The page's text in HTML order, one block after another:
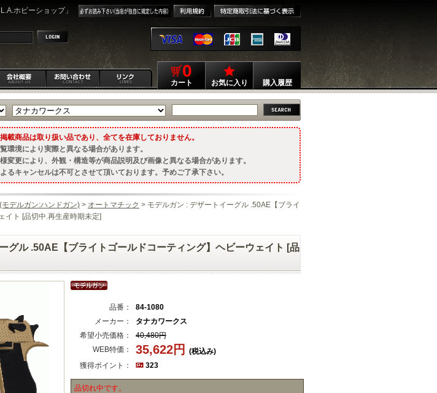
ホビーショップ」
0
カート お気に入り 購入履歴
載商品は取り扱い品であり、全てを在庫しておりません。
環境により実際と異なる場合があります。
変更により、外観・構造等が商品説明及び画像と異なる場合があります。
るキャンセルは不可とさせて頂いております。予めご了承下さい。
モデルガン:ハンドガン) > オートマチック > モデルガン : デザートイーグル .50AE【ブライ
イト [品切中.再生産時期未定]
グル .50AE【ブライトゴールドコーティング】ヘビーウェイト [品
品番：
84-1080
メーカー：
タナカワークス
希望小売価格：
40,480円
WEB特価：
35,622円
(税込み)
獲得ポイント：
323
品切れ中です。